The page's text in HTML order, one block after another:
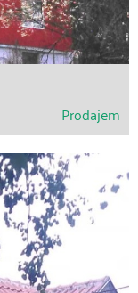
Prodajem